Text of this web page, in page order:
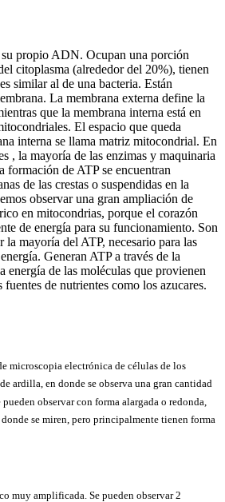
propio ADN. Ocupan una porción
citoplasma (alrededor del 20%), tienen
similar al de una bacteria. Están
La membrana externa define la
que la membrana interna está en
El espacio que queda
interna se llama matriz mitocondrial. En
, la mayoría de las enzimas y maquinaria
formación de ATP se encuentran
de las crestas o suspendidas en la
observar una gran ampliación de
en mitocondrias, porque el corazón
de energía para su funcionamiento. Son
la mayoría del ATP, necesario para las
Generan ATP a través de la
energía de las moléculas que provienen
de nutrientes como los azucares.
microscopia electrónica de células de los
ardilla, en donde se observa una gran cantidad
observar con forma alargada o redonda,
se miren, pero principalmente tienen forma
muy amplificada. Se pueden observar 2